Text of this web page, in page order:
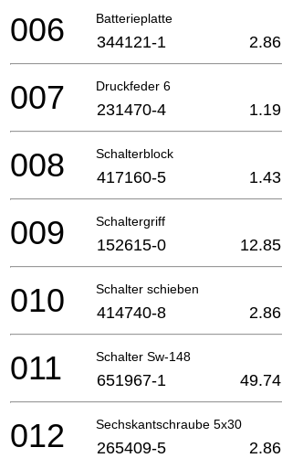
Batterieplatte
006 344121-1 2.86
Druckfeder 6
007 231470-4 1.19
Schalterblock
008 417160-5 1.43
Schaltergriff
009 152615-0 12.85
Schalter schieben
010 414740-8 2.86
Schalter Sw-148
011 651967-1 49.74
Sechskantschraube 5x30
012 265409-5 2.86